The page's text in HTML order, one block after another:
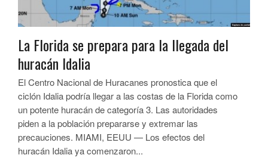
La Florida se prepara para la llegada del
huracán Idalia
El Centro Nacional de Huracanes pronostica que el
ciclón Idalia podría llegar a las costas de la Florida como
un potente huracán de categoría 3. Las autoridades
piden a la población prepararse y extremar las
precauciones. MIAMI, EEUU — Los efectos del
huracán Idalia ya comenzaron...